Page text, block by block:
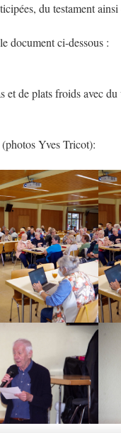
du testament
document ci-dessous :
de plats froids avec
Yves Tricot):